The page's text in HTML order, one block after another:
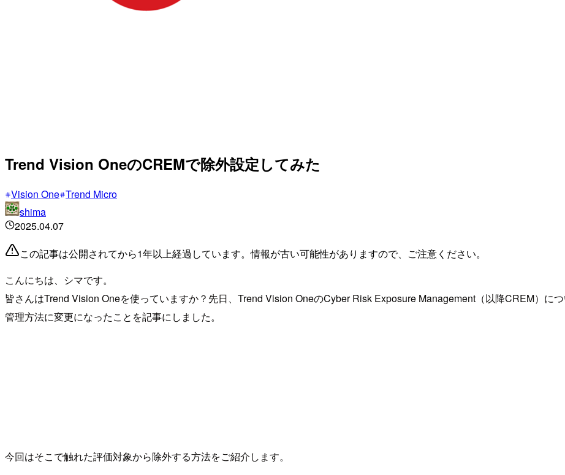
Trend Vision OneのCREMで除外設定してみた
Vision One Trend Micro
shima
2025.04.07
この記事は公開されてから1年以上経過しています。情報が古い可能性がありますので、ご注意ください。
こんにちは、シマです。
皆さんはTrend Vision Oneを使っていますか？先日、Trend Vision OneのCyber Risk Exposure Management（以降CREM）に
管理方法に変更になったことを記事にしました。
今回はそこで触れた評価対象から除外する方法をご紹介します。